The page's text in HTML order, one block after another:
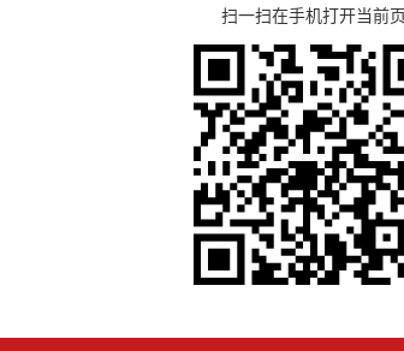
扫一扫在手机打开当前页